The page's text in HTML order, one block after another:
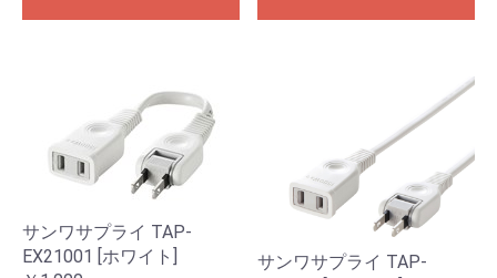
サンワサプライ TAP-
EX21001 [ホワイト]
サンワサプライ TAP-